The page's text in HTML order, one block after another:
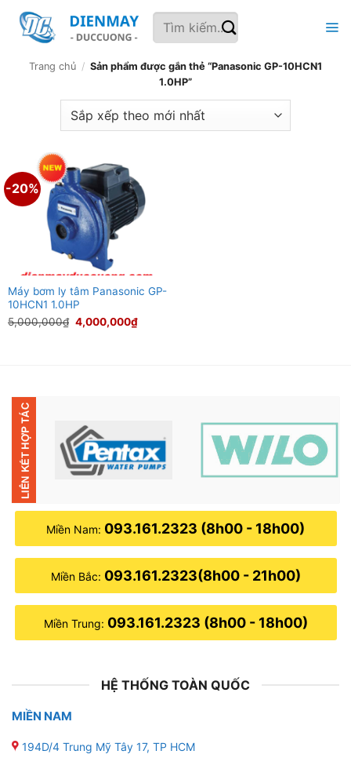
qua
Tìm
kiếm:
Trang chủ / Sản phẩm được gắn thẻ “Panasonic GP-10HCN1
1.0HP”
-20%
Máy bơm ly tâm Panasonic GP-
10HCN1 1.0HP
5,000,000₫ Giá
gốc
4,000,000₫Giá
Miền Nam: 093.161.2323 (8h00 - 18h00)
Miền Bắc: 093.161.2323(8h00 - 21h00)
Miền Trung: 093.161.2323 (8h00 - 18h00)
HỆ THỐNG TOÀN QUỐC
MIỀN NAM
194D/4 Trung Mỹ Tây 17, TP HCM